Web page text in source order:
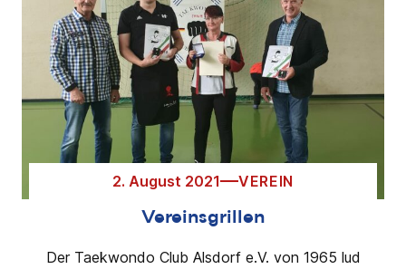
2. August 2021 VEREIN
Vereinsgrillen
Der Taekwondo Club Alsdorf e.V. von 1965 lud